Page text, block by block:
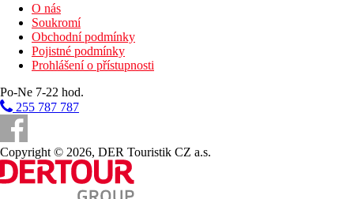
O nás
Soukromí
Obchodní podmínky
Pojistné podmínky
Prohlášení o přístupnosti
Po-Ne 7-22 hod.
255 787 787
Copyright © 2026, DER Touristik CZ a.s.